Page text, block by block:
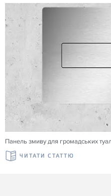
Панель змиву для громадських
ЧИТАТИ СТАТТЮ